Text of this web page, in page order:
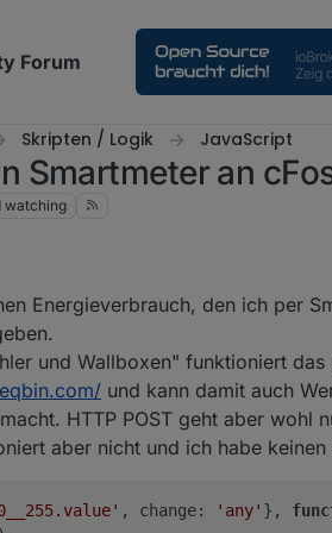
Forum
Skripten / Logik JavaScript
Smartmeter an
watching
Energieverbrauch, den ich per
und Wallboxen" funktioniert das
und kann damit auch
HTTP POST geht aber wohl
aber nicht und ich habe
, change: 'any' },